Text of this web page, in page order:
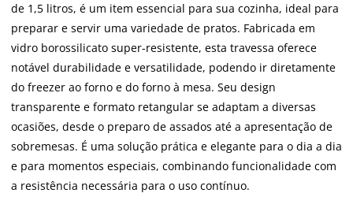
de 1,5 litros, é um item essencial para sua cozinha, ideal para
preparar e servir uma variedade de pratos. Fabricada em
vidro borossilicato super-resistente, esta travessa oferece
notável durabilidade e versatilidade, podendo ir diretamente
do freezer ao forno e do forno à mesa. Seu design
transparente e formato retangular se adaptam a diversas
ocasiões, desde o preparo de assados até a apresentação de
sobremesas. É uma solução prática e elegante para o dia a dia
e para momentos especiais, combinando funcionalidade com
a resistência necessária para o uso contínuo.